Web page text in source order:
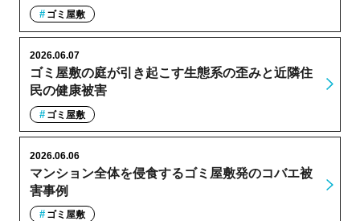
ゴミ屋敷
ゴミ屋敷の庭が引き起こす生態系の歪みと近隣住
民の健康被害
2026.06.07
ゴミ屋敷
マンション全体を侵食するゴミ屋敷発のコバエ被
害事例
2026.06.06
ゴミ屋敷